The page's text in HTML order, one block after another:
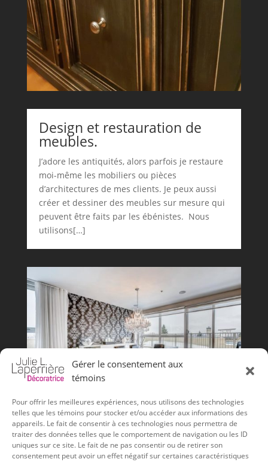
Gérer le consentement aux
témoins
Pour offrir les meilleures expériences, nous utilisons des technologies
telles que les témoins pour stocker et/ou accéder aux informations des
appareils. Le fait de consentir à ces technologies nous permettra de
traiter des données telles que le comportement de navigation ou les ID
uniques sur ce site. Le fait de ne pas consentir ou de retirer son
consentement peut avoir un effet négatif sur certaines caractéristiques
Design et restauration de
meubles.
J’adore les antiquités, alors parfois je restaure
moi-même les mobiliers ou pièces
d’architectures de mes clients. Je peux aussi
créer et dessiner des meubles sur mesure qui
peuvent être faits par les ébénistes. Nous
utilisons[…]
Condo urbain